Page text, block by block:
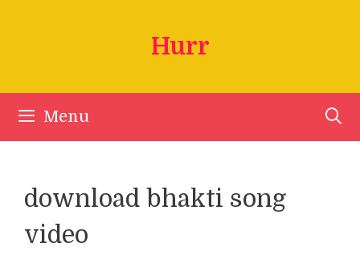
Hurr
Menu
download bhakti song
video